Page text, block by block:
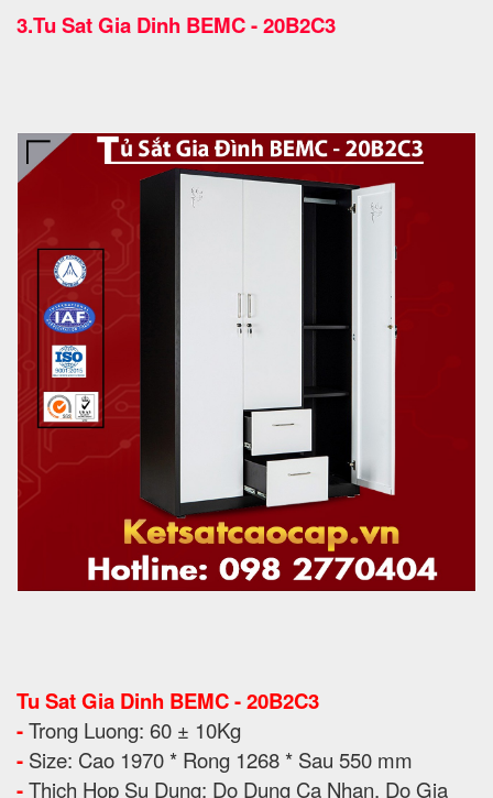
3.Tu Sat Gia Dinh BEMC - 20B2C3
Tu Sat Gia Dinh BEMC - 20B2C3
-Trong Luong: 60 ± 10Kg
- Size: Cao 1970 * Rong 1268 * Sau 550 mm
-Thich Hop Su Dung: Do Dung Ca Nhan, Do Gia